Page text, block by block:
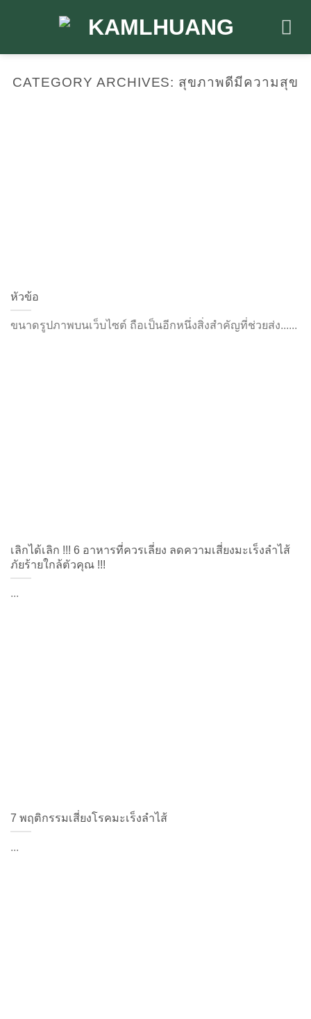
content
CATEGORY ARCHIVES: สุขภาพดีมีความสุข
หัวข้อ
ขนาดรูปภาพบนเว็บไซต์ ถือเป็นอีกหนึ่งสิ่งสำคัญที่ช่วยส่ง......
เลิกได้เลิก !!! 6 อาหารที่ควรเลี่ยง ลดความเสี่ยงมะเร็งลำไส้
ภัยร้ายใกล้ตัวคุณ !!!
...
7 พฤติกรรมเสี่ยงโรคมะเร็งลำไส้